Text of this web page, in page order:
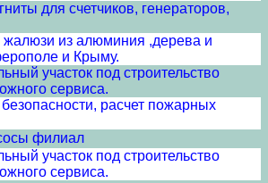
для счетчиков, генераторов,
жалюзи из алюминия ,дерева и
и Крыму.
участок под строительство
сервиса.
расчет пожарных
филиал
участок под строительство
сервиса.